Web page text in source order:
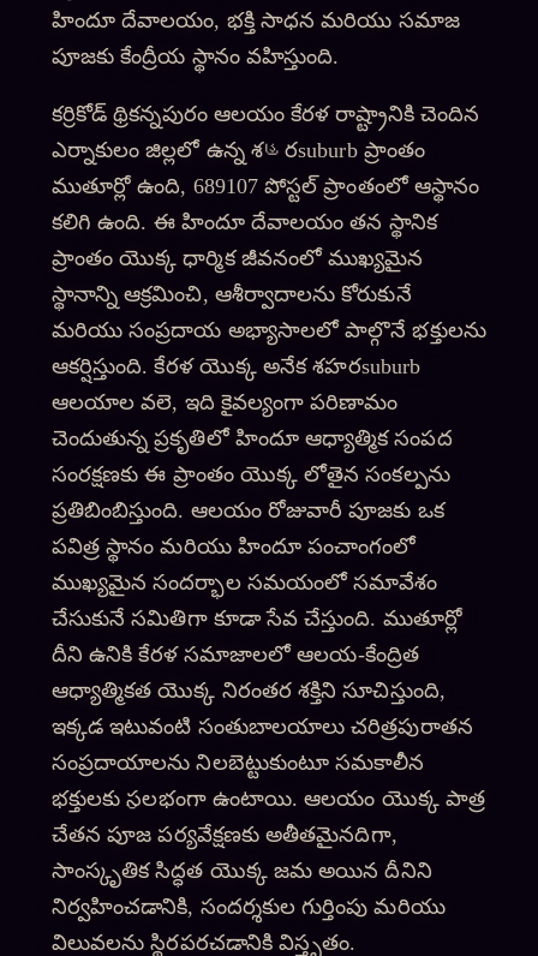
హిందూ దేవాలయం, భక్తి సాధన మరియు సమాజ
పూజకు కేంద్రీయ స్థానం వహిస్తుంది.
కర్రికోడ్ థ్రికన్నపురం ఆలయం కేరళ రాష్ట్రానికి చెందిన
ఎర్నాకులం జిల్లలో ఉన్న శહరsuburb ప్రాంతం
ముతూర్లో ఉంది, 689107 పోస్టల్ ప్రాంతంలో ఆస్థానం
కలిగి ఉంది. ఈ హిందూ దేవాలయం తన స్థానిక
ప్రాంతం యొక్క ధార్మిక జీవనంలో ముఖ్యమైన
స్థానాన్ని ఆక్రమించి, ఆశీర్వాదాలను కోరుకునే
మరియు సంప్రదాయ అభ్యాసాలలో పాల్గొనే భక్తులను
ఆకర్షిస్తుంది. కేరళ యొక్క అనేక శహరsuburb
ఆలయాల వలె, ఇది కైవల్యంగా పరిణామం
చెందుతున్న ప్రకృతిలో హిందూ ఆధ్యాత్మిక సంపద
సంరక్షణకు ఈ ప్రాంతం యొక్క లోతైన సంకల్పను
ప్రతిబింబిస్తుంది. ఆలయం రోజువారీ పూజకు ఒక
పవిత్ర స్థానం మరియు హిందూ పంచాంగంలో
ముఖ్యమైన సందర్భాల సమయంలో సమావేశం
చేసుకునే సమితిగా కూడా సేవ చేస్తుంది. ముతూర్లో
దీని ఉనికి కేరళ సమాజాలలో ఆలయ-కేంద్రిత
ఆధ్యాత్మికత యొక్క నిరంతర శక్తిని సూచిస్తుంది,
ఇక్కడ ఇటువంటి సంతుబాలయాలు చరిత్రపురాతన
సంప్రదాయాలను నిలబెట్టుకుంటూ సమకాలీన
భక్తులకు సुలభంగా ఉంటాయి. ఆలయం యొక్క పాత్ర
చేతన పూజ పర్యవేక్షణకు అతీతమైనదిగా,
సాంస్కృతిక సిద్ధత యొక్క జమ అయిన దీనిని
నిర్వహించడానికి, సందర్శకుల గుర్తింపు మరియు
విలువలను స్థిరపరచడానికి విస్తృతం.